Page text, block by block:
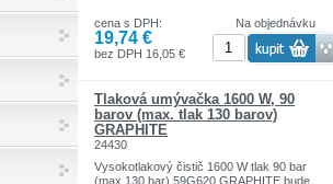
Na objednávku
cena s DPH:
19,74 €
bez DPH 16,05 €
Tlaková umývačka 1600 W, 90
barov (max. tlak 130 barov)
GRAPHITE
24430
Vysokotlakový čistič 1600 W tlak 90 bar
(max 130 bar) 59G620 GRAPHITE bude